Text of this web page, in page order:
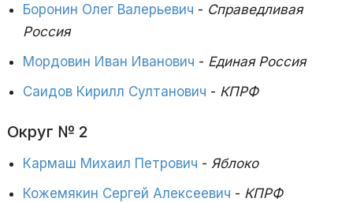
Боронин Олег Валерьевич - Справедливая
Россия
Мордовин Иван Иванович - Единая Россия
Саидов Кирилл Султанович - КПРФ
Округ № 2
Кармаш Михаил Петрович - Яблоко
Кожемякин Сергей Алексеевич - КПРФ